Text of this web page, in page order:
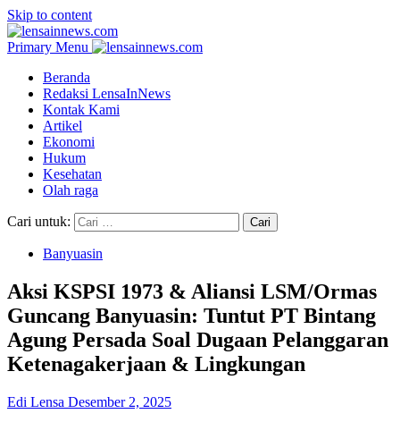
Skip to content
Primary Menu
Beranda
Redaksi LensaInNews
Kontak Kami
Artikel
Ekonomi
Hukum
Kesehatan
Olah raga
Cari untuk:
Banyuasin
Aksi KSPSI 1973 & Aliansi LSM/Ormas
Guncang Banyuasin: Tuntut PT Bintang
Agung Persada Soal Dugaan Pelanggaran
Ketenagakerjaan & Lingkungan
Edi Lensa Desember 2, 2025